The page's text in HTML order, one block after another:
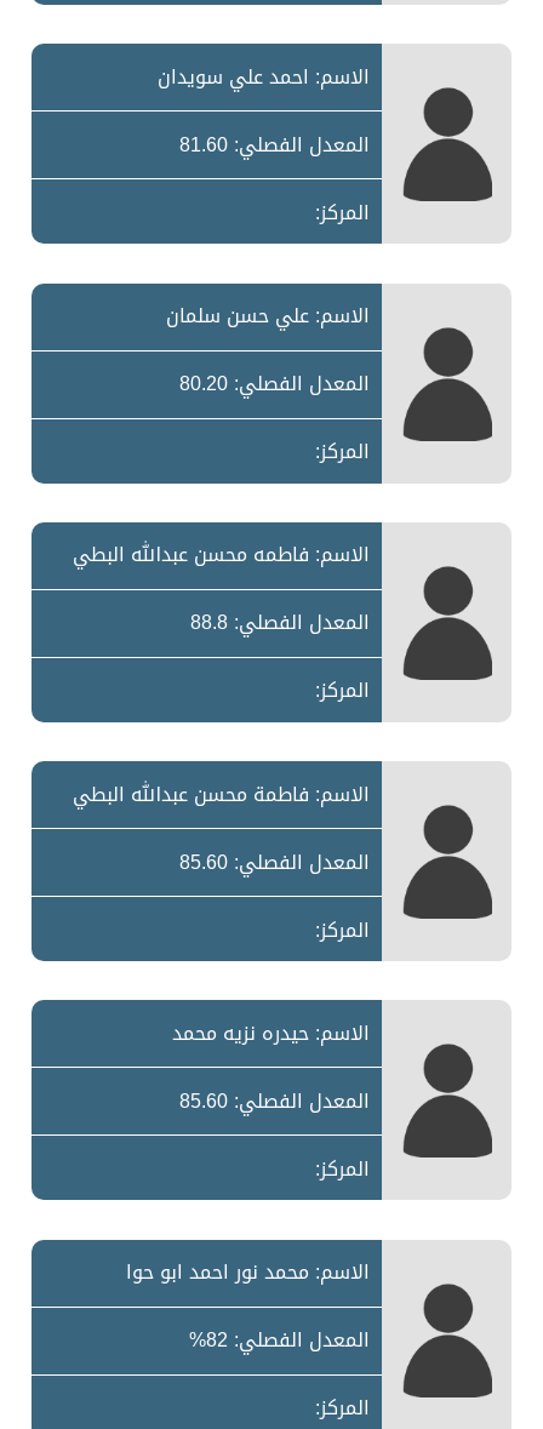
الاسم: احمد علي سويدان
المعدل الفصلي: 81.60
المركز:
الاسم: علي حسن سلمان
المعدل الفصلي: 80.20
المركز:
الاسم: فاطمه محسن عبدالله البطي
المعدل الفصلي: 88.8
المركز:
الاسم: فاطمة محسن عبدالله البطي
المعدل الفصلي: 85.60
المركز:
الاسم: حيدره نزيه محمد
المعدل الفصلي: 85.60
المركز:
الاسم: محمد نور احمد ابو حوا
المعدل الفصلي: 82%
المركز: